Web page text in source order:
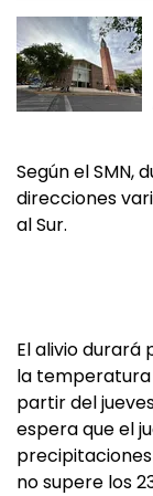
Según el SMN,
direcciones
al Sur.
El alivio durará
la temperatura
partir del
espera que el
no supere los